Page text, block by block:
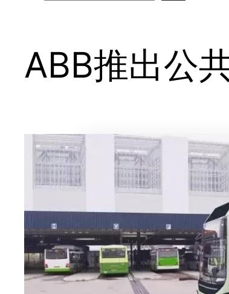
ABB推出公